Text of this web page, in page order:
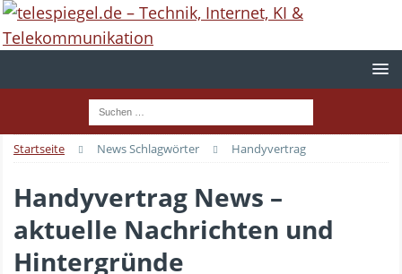
Startseite News Schlagwörter Handyvertrag
Handyvertrag News –
aktuelle Nachrichten und
Hintergründe